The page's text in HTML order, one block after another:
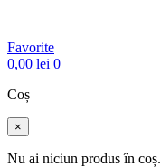
Favorite
0,00 lei 0
Coș
×
Nu ai niciun produs în coș.